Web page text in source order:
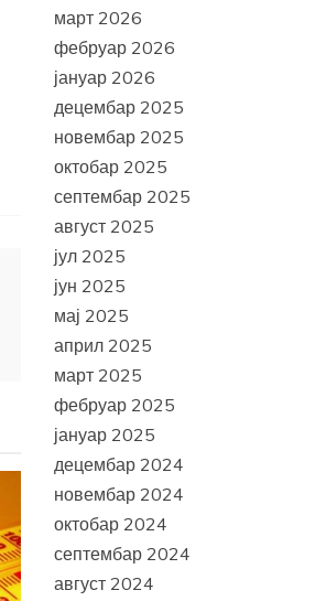
март 2026
фебруар 2026
јануар 2026
децембар 2025
новембар 2025
октобар 2025
септембар 2025
август 2025
јул 2025
јун 2025
мај 2025
април 2025
март 2025
фебруар 2025
јануар 2025
децембар 2024
новембар 2024
октобар 2024
септембар 2024
август 2024